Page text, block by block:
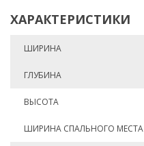
ХАРАКТЕРИСТИКИ
ШИРИНА
ГЛУБИНА
ВЫСОТА
ШИРИНА СПАЛЬНОГО МЕСТА